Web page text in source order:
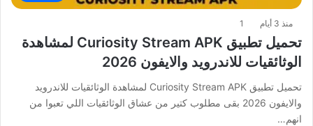
منذ 3 أيام 1
تحميل تطبيق Curiosity Stream APK لمشاهدة
الوثائقيات للاندرويد والايفون 2026
تحميل تطبيق Curiosity Stream APK لمشاهدة الوثائقيات للاندرويد
والايفون 2026 بقى مطلوب كتير من عشاق الوثائقيات اللي تعبوا من
انهم…